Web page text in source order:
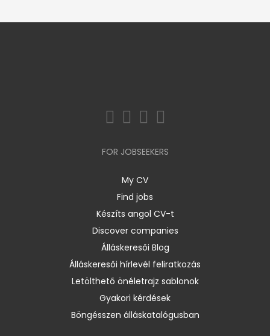
FOR JOBSEEKERS
My CV
Find jobs
Készíts angol CV-t
Discover companies
Álláskeresői Blog
Álláskeresői hírlevél feliratkozás
Letölthető önéletrajz sablonok
Gyakori kérdések
Böngésszen álláskatalógusban